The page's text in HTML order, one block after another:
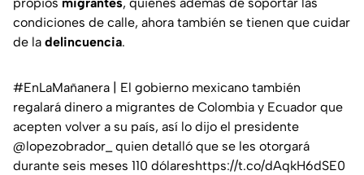
condiciones de calle, ahora también se tienen que cuidar
de la delincuencia.
#EnLaMañanera | El gobierno mexicano también
regalará dinero a migrantes de Colombia y Ecuador que
acepten volver a su país, así lo dijo el presidente
@lopezobrador_
quien detalló que se les otorgará
durante seis meses 110 dólareshttps://t.co/dAqkH6dSE0